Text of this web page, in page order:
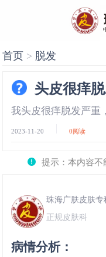
首页 > 脱发
头皮很痒
我头皮很痒脱发严重
2023-11-20 0阅读
提示：本内容不
珠海广肤皮肤专
正规皮肤科
病情分析：